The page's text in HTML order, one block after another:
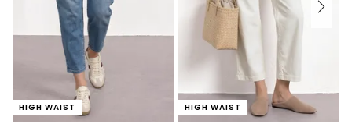
HIGH WAIST HIGH WAIST